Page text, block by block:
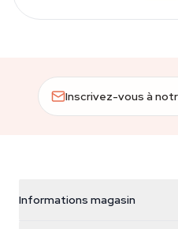
Inscrivez-vous à
Informations magasin